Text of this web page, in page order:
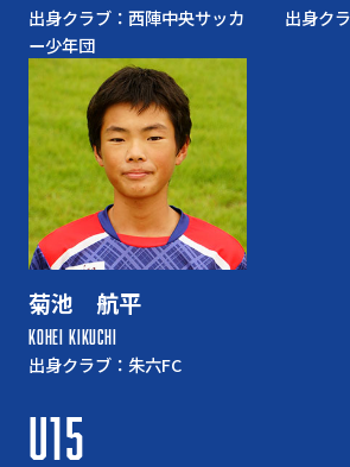
出身クラブ：西陣中央サッカ
ー少年団
出身ク
菊池 航平
KOHEI KIKUCHI
出身クラブ：朱六FC
U15